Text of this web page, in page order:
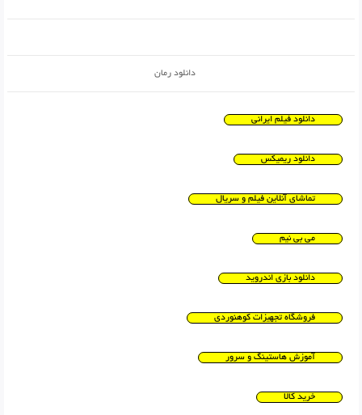
دانلود رمان
دانلود فیلم ایرانی
دانلود ریمیکس
تماشای آنلاین فیلم و سریال
می بی نیم
دانلود بازی اندروید
فروشگاه تجهیزات کوهنوردی
آموزش هاستینگ و سرور
خرید کالا